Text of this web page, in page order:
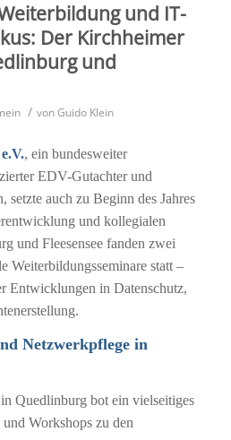
und IT-
Der Kirchheimer
und
/ vonGuido Klein
, ein bundesweiter
EDV-Gutachter und
setzte auch zu Beginn des Jahres
und kollegialen
und Fleesensee fanden zwei
Weiterbildungsseminare statt –
Entwicklungen in Datenschutz,
Netzwerkpflege in
Quedlinburg bot ein vielseitiges
Workshops zu den